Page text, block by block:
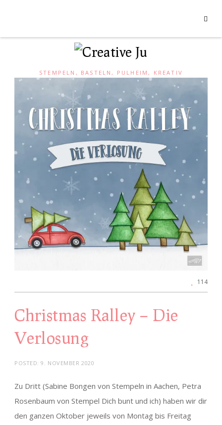
STEMPELN, BASTELN, PULHEIM, KREATIV
114
Christmas Ralley – Die
Verlosung
POSTED:9. NOVEMBER 2020
Zu Dritt (Sabine Bongen von Stempeln in Aachen, Petra
Rosenbaum von Stempel Dich bunt und ich) haben wir dir
den ganzen Oktober jeweils von Montag bis Freitag